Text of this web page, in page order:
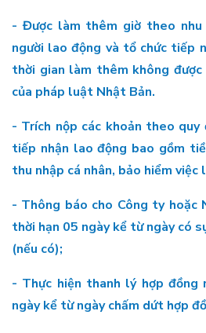
- Được làm thêm giờ theo nhu
người lao động và tổ chức tiếp
thời gian làm thêm không
của pháp luật Nhật Bản.
- Trích nộp các khoản theo
tiếp nhận lao động bao gồm
thu nhập cá nhân, bảo hiểm việc
- Thông báo cho Công ty hoặc
thời hạn 05 ngày kể từ ngày có
(nếu có);
- Thực hiện thanh lý hợp
ngày kể từ ngày chấm dứt hợp